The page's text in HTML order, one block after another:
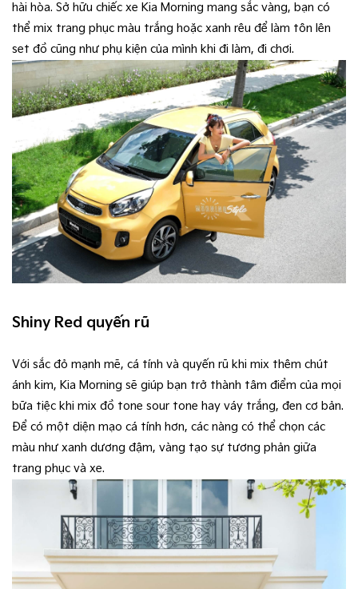
hài hòa. Sở hữu chiếc xe Kia Morning mang sắc vàng, bạn có
thể mix trang phục màu trắng hoặc xanh rêu để làm tôn lên
set đồ cũng như phụ kiện của mình khi đi làm, đi chơi.
Shiny Red quyến rũ
Với sắc đỏ mạnh mẽ, cá tính và quyến rũ khi mix thêm chút
ánh kim, Kia Morning sẽ giúp bạn trở thành tâm điểm của mọi
bữa tiệc khi mix đồ tone sour tone hay váy trắng, đen cơ bản.
Để có một diện mạo cá tính hơn, các nàng có thể chọn các
màu như xanh dương đậm, vàng tạo sự tương phản giữa
trang phục và xe.